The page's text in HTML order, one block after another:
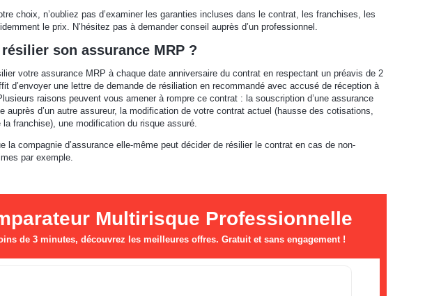
choix, n’oubliez pas d’examiner les garanties incluses dans le contrat, les franchises, les
le prix. N’hésitez pas à demander conseil auprès d’un professionnel.
son assurance MRP ?
votre assurance MRP à chaque date anniversaire du contrat en respectant un préavis de 2
d’envoyer une lettre de demande de résiliation en recommandé avec accusé de réception à
raisons peuvent vous amener à rompre ce contrat : la souscription d’une assurance
auprès d’un autre assureur, la modification de votre contrat actuel (hausse des cotisations,
la franchise), une modification du risque assuré.
la compagnie d’assurance elle-même peut décider de résilier le contrat en cas de non-
par exemple.
Multirisque Professionnelle
de 3 minutes, découvrez les meilleures offres. Gratuit et sans engagement !